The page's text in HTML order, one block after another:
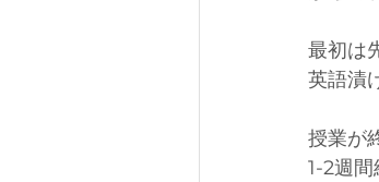
最初は
英語漬
授業が
1-2週